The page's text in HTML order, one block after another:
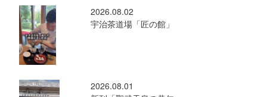
2026.08.02
宇治茶道場「匠の館」
2026.08.01